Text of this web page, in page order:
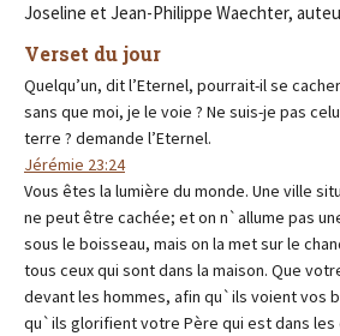
Joseline et Jean-Philippe Waechter,
Verset du jour
Quelqu’un, dit l’Eternel, pourrait-il se
sans que moi, je le voie ? Ne suis-je pas
terre ? demande l’Eternel.
Jérémie 23:24
Vous êtes la lumière du monde. Une ville
ne peut être cachée; et on n`allume pas
sous le boisseau, mais on la met sur le
tous ceux qui sont dans la maison. Que
devant les hommes, afin qu`ils voient vos
qu`ils glorifient votre Père qui est dans les